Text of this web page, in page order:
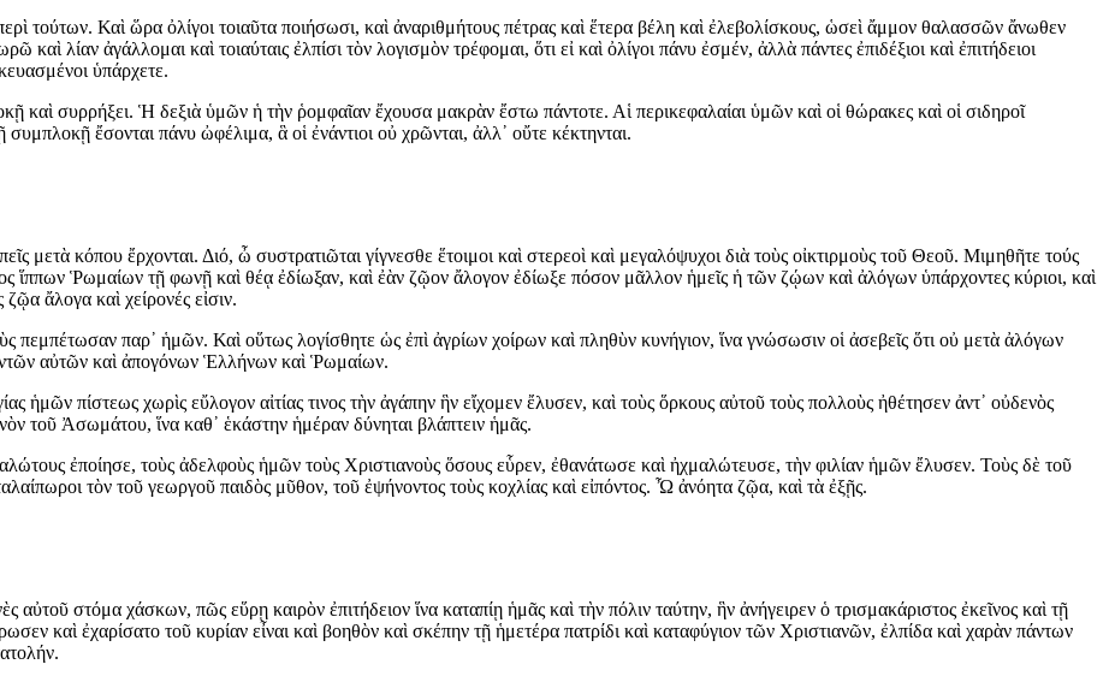
τούτων. Καὶ ὥρα ὀλίγοι τοιαῦτα ποιήσωσι, καὶ ἀναριθμήτους πέτρας καὶ ἕτερα βέλη καὶ ἐλεβολίσκους, ὡσεὶ ἄμμον θαλασσῶν ἄνωθεν
λίαν ἀγάλλομαι καὶ τοιαύταις ἐλπίσι τὸν λογισμὸν τρέφομαι, ὅτι εἰ καὶ ὀλίγοι πάνυ ἐσμέν, ἀλλὰ πάντες ἐπιδέξιοι καὶ ἐπιτήδειοι
ὑπάρχετε.
καὶ συρρήξει. Ἡ δεξιὰ ὑμῶν ἡ τὴν ῥομφαῖαν ἔχουσα μακρὰν ἔστω πάντοτε. Αἱ περικεφαλαίαι ὑμῶν καὶ οἱ θώρακες καὶ οἱ σιδηροῖ
συμπλοκῇ ἔσονται πάνυ ὠφέλιμα, ἃ οἱ ἐνάντιοι οὐ χρῶνται, ἀλλ᾿ οὔτε κέκτηνται.
μετὰ κόπου ἔρχονται. Διό, ὦ συστρατιῶται γίγνεσθε ἕτοιμοι καὶ στερεοὶ καὶ μεγαλόψυχοι διὰ τοὺς οἰκτιρμοὺς τοῦ Θεοῦ. Μιμηθῆτε τούς
ἵππων Ῥωμαίων τῇ φωνῇ καὶ θέᾳ ἐδίωξαν, καὶ ἐὰν ζῷον ἄλογον ἐδίωξε πόσον μᾶλλον ἡμεῖς ἡ τῶν ζῴων καὶ ἀλόγων ὑπάρχοντες κύριοι, καὶ
ἄλογα καὶ χείρονές εἰσιν.
πεμπέτωσαν παρ᾿ ἡμῶν. Καὶ οὕτως λογίσθητε ὡς ἐπὶ ἀγρίων χοίρων καὶ πληθὺν κυνήγιον, ἵνα γνώσωσιν οἱ ἀσεβεῖς ὅτι οὐ μετὰ ἀλόγων
αὐτῶν καὶ ἀπογόνων Ἑλλήνων καὶ Ῥωμαίων.
ἡμῶν πίστεως χωρὶς εὔλογον αἰτίας τινος τὴν ἀγάπην ἣν εἴχομεν ἔλυσεν, καὶ τοὺς ὅρκους αὐτοῦ τοὺς πολλοὺς ἠθέτησεν ἀντ᾿ οὐδενὸς
τοῦ Ἀσωμάτου, ἵνα καθ᾿ ἑκάστην ἡμέραν δύνηται βλάπτειν ἡμᾶς.
ἐποίησε, τοὺς ἀδελφοὺς ἡμῶν τοὺς Χριστιανοὺς ὅσους εὗρεν, ἐθανάτωσε καὶ ἠχμαλώτευσε, τὴν φιλίαν ἡμῶν ἔλυσεν. Τοὺς δὲ τοῦ
τὸν τοῦ γεωργοῦ παιδὸς μῦθον, τοῦ ἐψήνοντος τοὺς κοχλίας καὶ εἰπόντος. Ὦ ἀνόητα ζῷα, καὶ τὰ ἐξῇς.
στόμα χάσκων, πῶς εὕρῃ καιρὸν ἐπιτήδειον ἵνα καταπίῃ ἡμᾶς καὶ τὴν πόλιν ταύτην, ἣν ἀνήγειρεν ὁ τρισμακάριστος ἐκεῖνος καὶ τῇ
καὶ ἐχαρίσατο τοῦ κυρίαν εἶναι καὶ βοηθὸν καὶ σκέπην τῇ ἡμετέρα πατρίδι καὶ καταφύγιον τῶν Χριστιανῶν, ἐλπίδα καὶ χαρὰν πάντων